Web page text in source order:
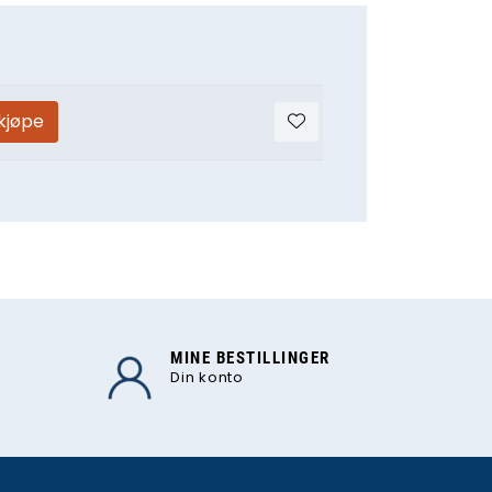
MINE BESTILLINGER
Din konto